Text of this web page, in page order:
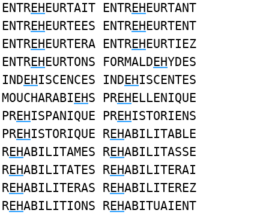
ENTREHEURTAIT ENTREHEURTANT
ENTREHEURTEES ENTREHEURTENT
ENTREHEURTERA ENTREHEURTIEZ
ENTREHEURTONS FORMALDEHYDES
INDEHISCENCES INDEHISCENTES
MOUCHARABIEHS PREHELLENIQUE
PREHISPANIQUE PREHISTORIENS
PREHISTORIQUE REHABILITABLE
REHABILITAMES REHABILITASSE
REHABILITATES REHABILITERAI
REHABILITERAS REHABILITEREZ
REHABILITIONS REHABITUAIENT